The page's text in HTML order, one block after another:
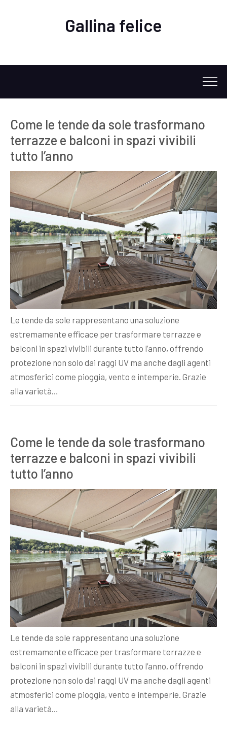
Gallina felice
Come le tende da sole trasformano
terrazze e balconi in spazi vivibili
tutto l’anno
Le tende da sole rappresentano una soluzione
estremamente efficace per trasformare terrazze e
balconi in spazi vivibili durante tutto l’anno, offrendo
protezione non solo dai raggi UV ma anche dagli agenti
atmosferici come pioggia, vento e intemperie. Grazie
alla varietà…
Come le tende da sole trasformano
terrazze e balconi in spazi vivibili
tutto l’anno
Le tende da sole rappresentano una soluzione
estremamente efficace per trasformare terrazze e
balconi in spazi vivibili durante tutto l’anno, offrendo
protezione non solo dai raggi UV ma anche dagli agenti
atmosferici come pioggia, vento e intemperie. Grazie
alla varietà…